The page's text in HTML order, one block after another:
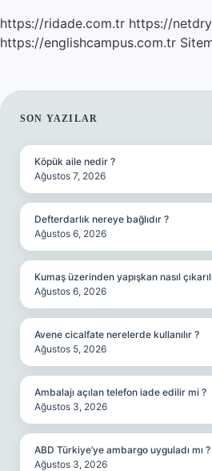
https://ridade.com.tr https://
https://englishcampus.com.tr
SIDEBAR
SON YAZILAR
Köpük aile nedir ?
Ağustos 7, 2026
Defterdarlık nereye bağlıdır ?
Ağustos 6, 2026
Kumaş üzerinden yapışkan nasıl
Ağustos 6, 2026
Avene cicalfate nerelerde kullanılır ?
Ağustos 5, 2026
Ambalajı açılan telefon iade edilir mi ?
Ağustos 3, 2026
ABD Türkiye’ye ambargo uyguladı mı ?
Ağustos 3, 2026